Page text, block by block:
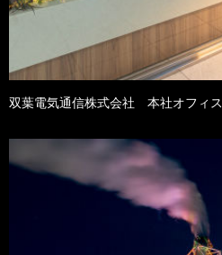
双葉電気通信株式会社 本社オフィス